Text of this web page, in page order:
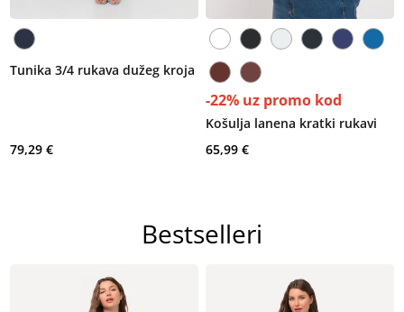
Tunika 3/4 rukava dužeg kroja
79,29 €
-22% uz promo kod
Košulja lanena kratki rukavi
65,99 €
Bestselleri